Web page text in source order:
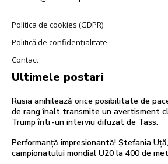
Politica de cookies (GDPR)
Politică de confidențialitate
Contact
Ultimele postari
Rusia anihilează orice posibilitate de
de rang înalt transmite un avertisment
Trump într-un interviu difuzat de Tass.
Performanță impresionantă! Ștefania
campionatului mondial U20 la 400 de